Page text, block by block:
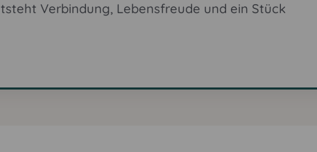
Verbindung, Lebensfreude und ein Stück